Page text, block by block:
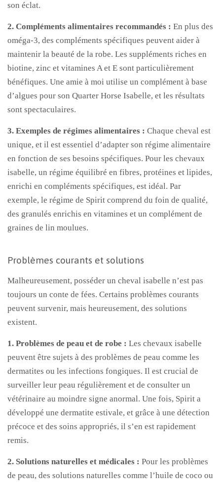
son éclat.
2. Compléments alimentaires recommandés : En plus des
oméga-3, des compléments spécifiques peuvent aider à
maintenir la beauté de la robe. Les suppléments riches en
biotine, zinc et vitamines A et E sont particulièrement
bénéfiques. Une amie à moi utilise un complément à base
d’algues pour son Quarter Horse Isabelle, et les résultats
sont spectaculaires.
3. Exemples de régimes alimentaires : Chaque cheval est
unique, et il est essentiel d’adapter son régime alimentaire
en fonction de ses besoins spécifiques. Pour les chevaux
isabelle, un régime équilibré en fibres, protéines et lipides,
enrichi en compléments spécifiques, est idéal. Par
exemple, le régime de Spirit comprend du foin de qualité,
des granulés enrichis en vitamines et un complément de
graines de lin moulues.
Problèmes courants et solutions
Malheureusement, posséder un cheval isabelle n’est pas
toujours un conte de fées. Certains problèmes courants
peuvent survenir, mais heureusement, des solutions
existent.
1. Problèmes de peau et de robe : Les chevaux isabelle
peuvent être sujets à des problèmes de peau comme les
dermatites ou les infections fongiques. Il est crucial de
surveiller leur peau régulièrement et de consulter un
vétérinaire au moindre signe anormal. Une fois, Spirit a
développé une dermatite estivale, et grâce à une détection
précoce et des soins appropriés, il s’en est rapidement
remis.
2. Solutions naturelles et médicales : Pour les problèmes
de peau, des solutions naturelles comme l’huile de coco ou